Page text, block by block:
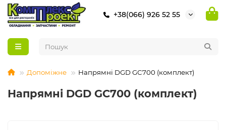
+38(066) 926 52 55
Допоміжне Напрямні DGD GC700 (комплект)
Напрямні DGD GC700 (комплект)